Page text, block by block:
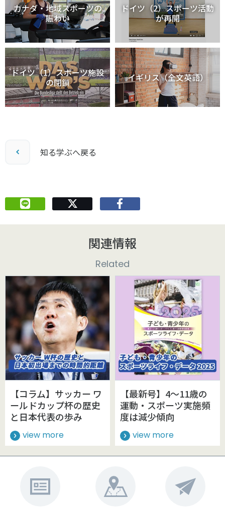
カナダ・地域スポーツの
賑わい
ドイツ（2）スポーツ活動
が再開
ドイツ（1）スポーツ施設
の閉鎖
イギリス（全文英語）
知る学ぶへ戻る
関連情報
Related
【コラム】サッカー ワ
ールドカップ杯の歴史
と日本代表の歩み
view more
【最新号】4～11歳の
運動・スポーツ実施頻
度は減少傾向
view more